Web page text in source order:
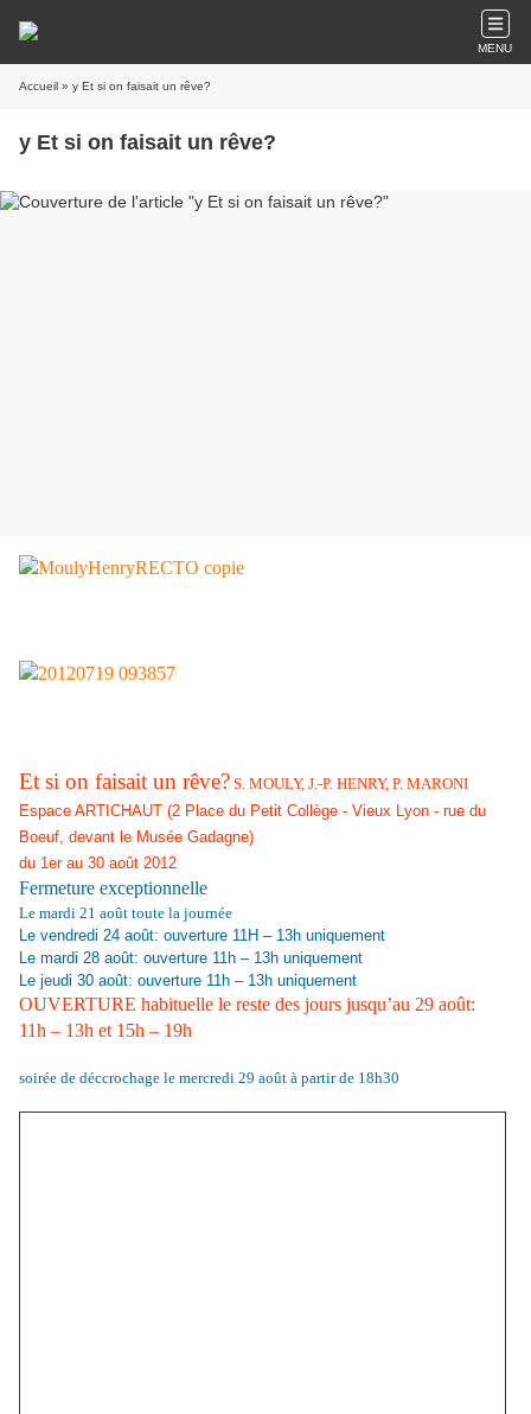
MENU
Accueil » y Et si on faisait un rêve?
y Et si on faisait un rêve?
Et si on faisait un rêve? S. MOULY, J.-P. HENRY, P. MARONI
Espace ARTICHAUT (2 Place du Petit Collège - Vieux Lyon - rue du
Boeuf, devant le Musée Gadagne)
du 1er au 30 août 2012
Fermeture exceptionnelle
Le mardi 21 août toute la journée
Le vendredi 24 août: ouverture 11H – 13h uniquement
Le mardi 28 août: ouverture 11h – 13h uniquement
Le jeudi 30 août: ouverture 11h – 13h uniquement
OUVERTURE habituelle le reste des jours jusqu’au 29 août:
11h – 13h et 15h – 19h
soirée de déccrochage le mercredi 29 août à partir de 18h30